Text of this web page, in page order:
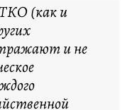
(как и
и не